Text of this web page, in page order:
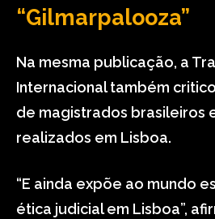
“Gilmarpalooza”
Na mesma publicação, a
Internacional também
de magistrados brasileiros
realizados em Lisboa.
“E ainda expõe ao mundo
ética judicial em Lisboa”,